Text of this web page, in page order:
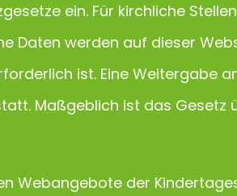
ein. Für kirchliche
Daten werden auf dieser
ist. Eine Weitergabe
Maßgeblich ist das Gesetz
Webangebote der